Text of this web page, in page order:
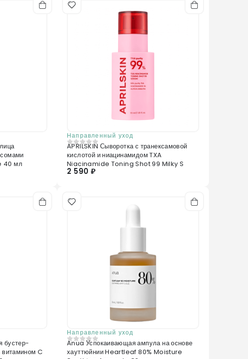
общий цвет кожи и уменьшают видимость пятен
Sodium Polyacrylate, PVM/MA Copolymer, Cyamopsis
Xanthan Gum, Tocopherol (2ppm),
40 мл
Направленный уход
0из 5
APRILSKIN Сыворотка с транексамовой
кислотой и ниацинамидом TXA
Niacinamide Toning Shot 99 Milky S
2 590 ₽
бустер-
витамином C
Направленный уход
0из 5
Anua Успокаивающая ампула на основе
хауттюйнии Heartleaf 80% Moisture